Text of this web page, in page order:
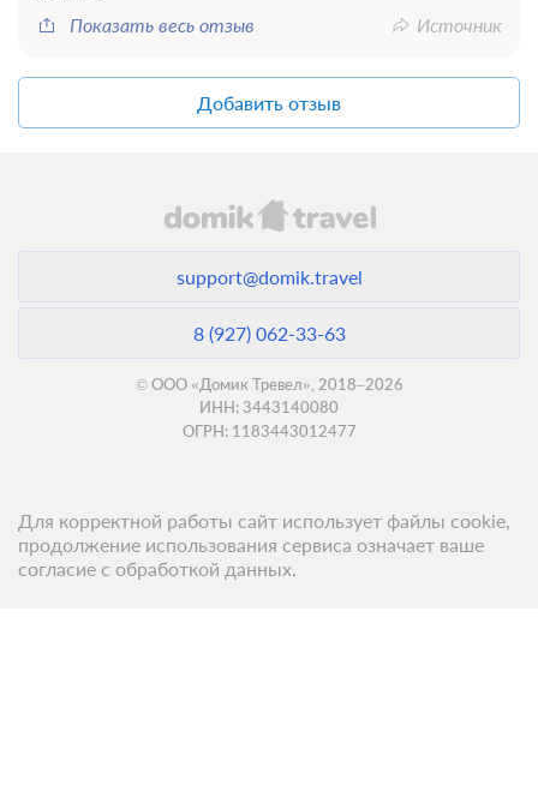
Показать весь отзыв
Источник
Добавить отзыв
support@domik.travel
8 (927) 062-33-63
© ООО «Домик Тревел», 2018–2026
ИНН: 3443140080
ОГРН: 1183443012477
Для корректной работы сайт использует файлы cookie,
продолжение использования сервиса означает ваше
согласие с обработкой данных.